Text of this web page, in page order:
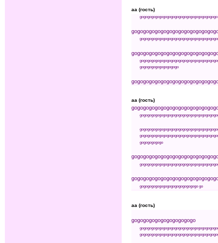
aa (гость)
gogogogogogogogogogogogogogogogogogogogo
gogogogogogogogogogogogogogo
gogogogogogogogogogogogogogogogogogogogo
gogogogogogogogogogogogogogo
gogogogogogogogogogogogogogogogogogogogo
gogogogogogogogogogo
gogogogogogogogogogogogogogo
aa (гость)
gogogogogogogogogogogogogogo
gogogogogogogogogogogogogogogogogogogogo
gogogogogogogogogogogogogogogogogogogogo
gogogogogogogogogogogogogogogogogogogogo
gogogogogogo
gogogogogogogogogogogogogogo
gogogogogogogogogogogogogogogogogogogogo
gogogogogogogogogogogogogogo
gogogogogogogogogogogogogogogogo
aa (гость)
gogogogogogogogogogogo
gogogogogogogogogogogogogogogogogogogogo
gogogogogogogogogogogogogogogogogogogogo